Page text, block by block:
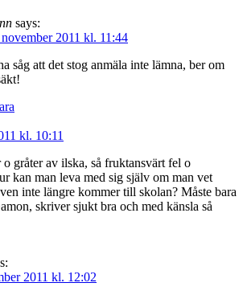
says:
2011 kl. 11:44
såg att det stog anmäla inte lämna, ber om
kl. 10:11
gråter av ilska, så fruktansvärt fel o
kan man leva med sig själv om man vet
inte längre kommer till skolan? Måste bara
skriver sjukt bra och med känsla så
2011 kl. 12:02